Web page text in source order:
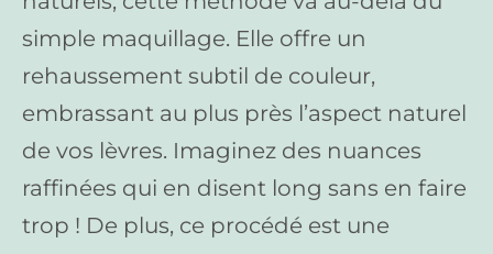
simple maquillage. Elle offre un
rehaussement subtil de couleur,
embrassant au plus près l’aspect naturel
de vos lèvres. Imaginez des nuances
raffinées qui en disent long sans en faire
trop ! De plus, ce procédé est une